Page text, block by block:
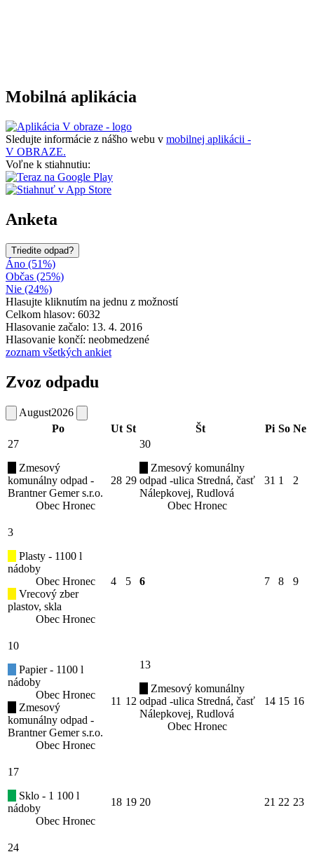
Mobilná aplikácia
Sledujte informácie z nášho webu v mobilnej aplikácii -
V OBRAZE.
Voľne k stiahnutiu:
Anketa
Triedite odpad?
Áno (51%)
Občas (25%)
Nie (24%)
Hlasujte kliknutím na jednu z možností
Celkom hlasov: 6032
Hlasovanie začalo: 13. 4. 2016
Hlasovanie končí: neobmedzené
zoznam všetkých ankiet
Zvoz odpadu
August2026
Po
Ut St Št Pi So Ne
27
Zmesový
komunálny odpad -
Brantner Gemer s.r.o.
Obec Hronec
28 29
30
Zmesový komunálny
odpad -ulica Stredná, časť
Nálepkovej, Rudlová
Obec Hronec
31 1 2
3
Plasty - 1100 l
nádoby
Obec Hronec
Vrecový zber
plastov, skla
Obec Hronec
4 5 6 7 8 9
10
Papier - 1100 l
nádoby
Obec Hronec
Zmesový
komunálny odpad -
Brantner Gemer s.r.o.
Obec Hronec
11 12
13
Zmesový komunálny
odpad -ulica Stredná, časť
Nálepkovej, Rudlová
Obec Hronec
14 15 16
17
Sklo - 1 100 l
nádoby
Obec Hronec
18 19 20 21 22 23
24